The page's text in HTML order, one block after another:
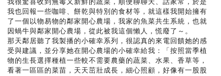
我也回報一些咖啡、餅乾與特別的食材等，就這樣我開始擁有
了一個以物易物的鄰家開心農場，我家的魚菜共生系統，也就
因蝸牛與鄰家開心農場，從此被我這個懶人，慌廢了～。
那天鄰居聽了我製播的小確幸系列，很認真的來電回饋她的感
受與建議，並分享她在開心農場的小確幸給我：「按照當季植
物的生長選擇種植一些較不需要農藥的蔬菜、水果、香草等，
看著一區區的菜苗，天天茁壯成長，細心照顧，好像有一股股